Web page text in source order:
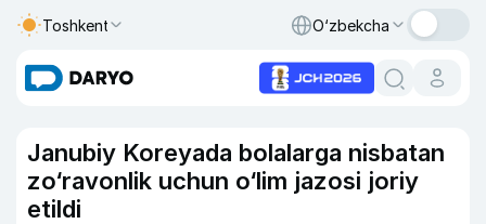
Toshkent O‘zbekcha
Janubiy Koreyada bolalarga nisbatan
zo‘ravonlik uchun o‘lim jazosi joriy
etildi